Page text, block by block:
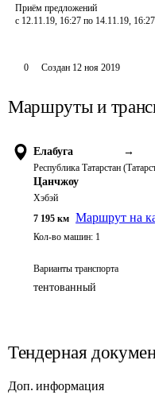
Приём предложений
с 12.11.19, 16:27 по 14.11.19, 16:27
0 Создан 12 ноя 2019
Маршруты и
Елабуга →
Республика Татарстан
Цанчжоу
Хэбэй
7 195 км Маршрут на
Кол-во машин: 1
Варианты транспорта
тентованный
Тендерная
Доп. информация